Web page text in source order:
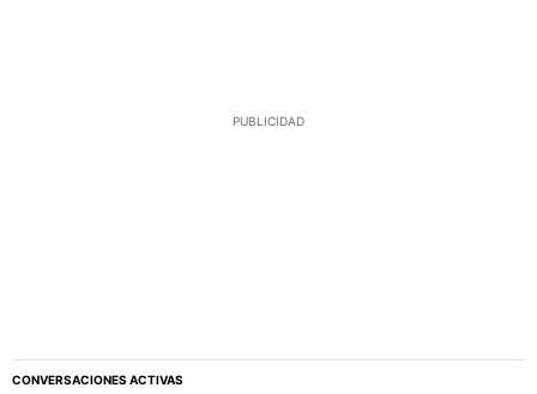
PUBLICIDAD
CONVERSACIONES ACTIVAS